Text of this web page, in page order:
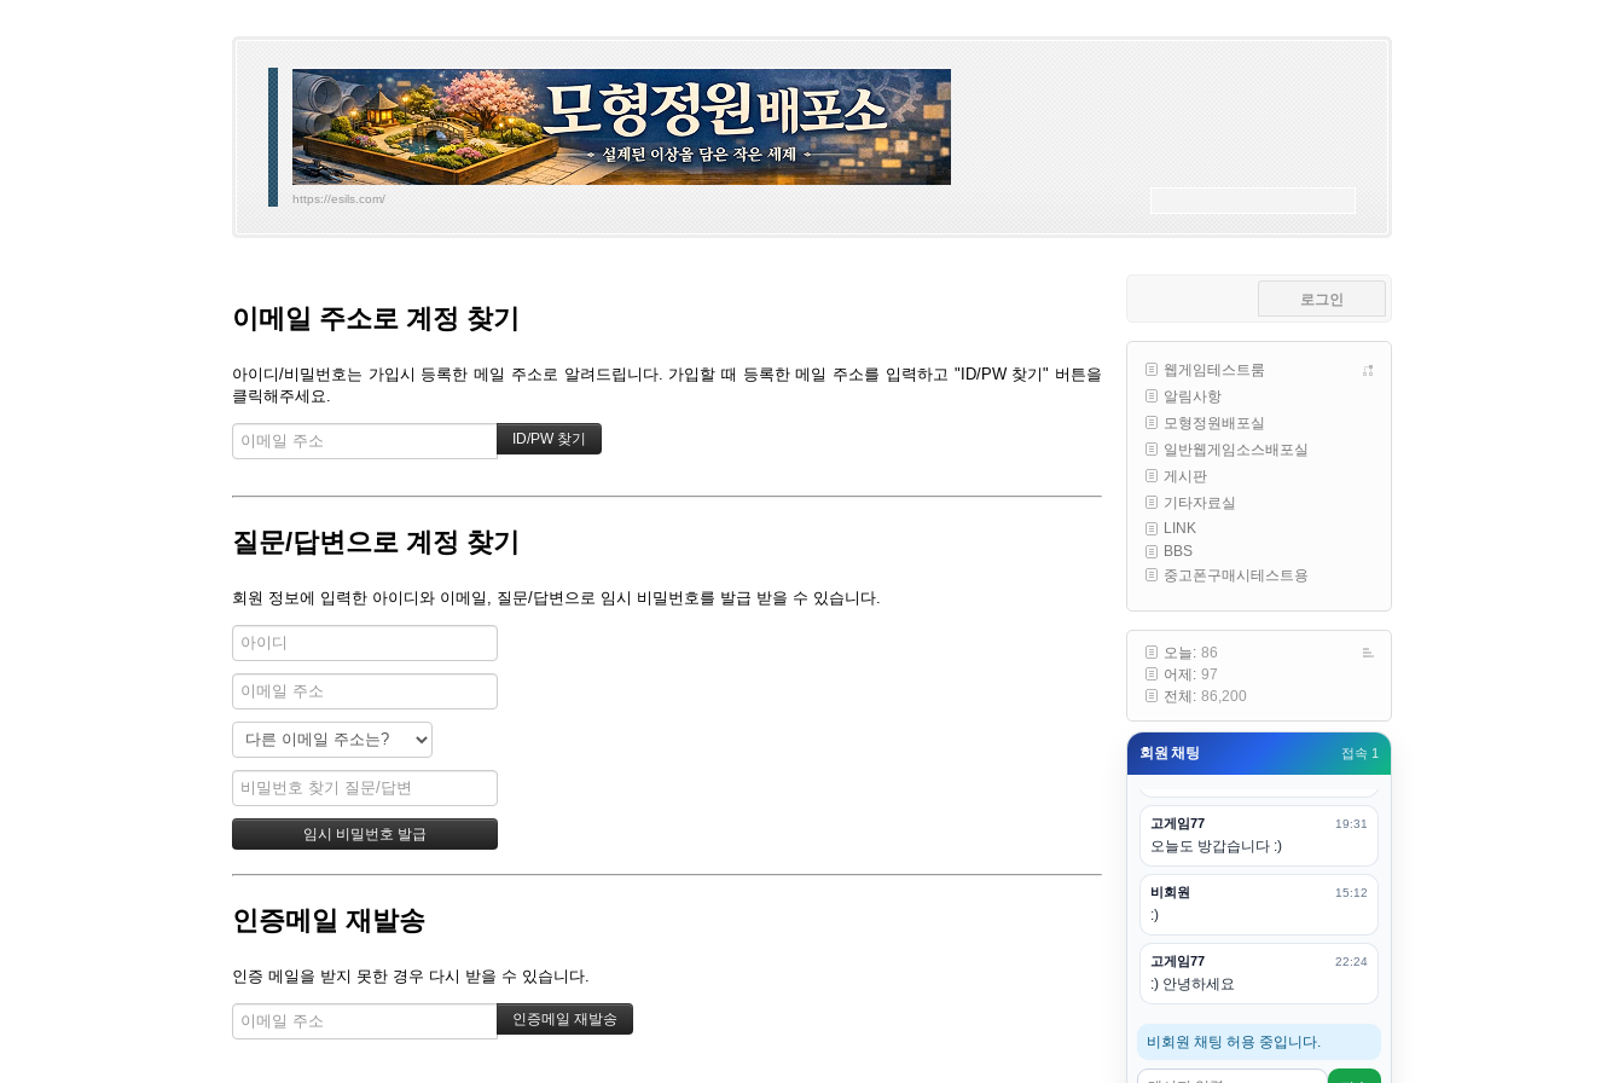
https://esils.com/
이메일 주소로 계정 찾기
아이디/비밀번호는 가입시 등록한 메일 주소로 알려드립니다. 가입할 때 등록한 메일 주소를 입력하고 "ID/PW 찾기" 버튼을
클릭해주세요.
질문/답변으로 계정 찾기
회원 정보에 입력한 아이디와 이메일, 질문/답변으로 임시 비밀번호를 발급 받을 수 있습니다.
인증메일 재발송
인증 메일을 받지 못한 경우 다시 받을 수 있습니다.
로그인
웹게임테스트룸
알림사항
모형정원배포실
일반웹게임소스배포실
게시판
기타자료실
LINK
BBS
중고폰구매시테스트용
오늘: 86
어제: 97
전체: 86,200
회원 채팅 접속 1
00:19
밑에 일반웹게임이 더있었네요
esils
아 이제 2로 돌아왔군요
esils
다 펼쳐두면 너무길어서 ..
esils
모바일로 보는데도 좀 불편하더라
구요
니다. 벌써 12시가 넘었었네요
esils
어후 주무세요
고게임77 00:20
(__)수고하십시용!
고게임77 19:31
오늘도 방갑습니다 :)
비회원 15:12
:)
고게임77 22:24
:) 안녕하세요
비회원 채팅 허용 중입니다.